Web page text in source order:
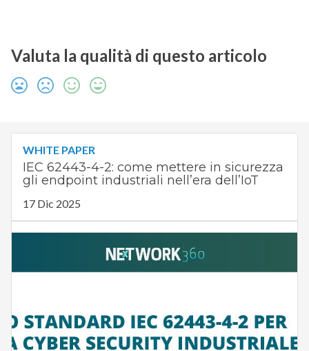
Valuta la qualità di questo articolo
WHITE PAPER
IEC 62443-4-2: come mettere in sicurezza
gli endpoint industriali nell’era dell’IoT
17 Dic 2025